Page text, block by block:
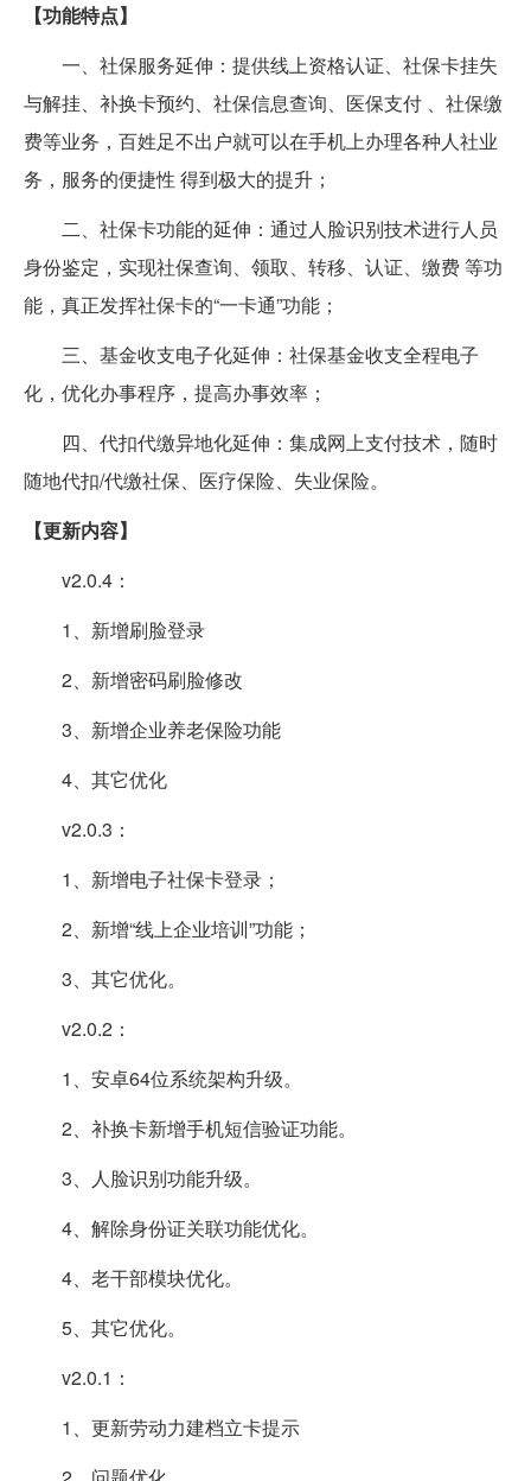
【功能特点】
一、社保服务延伸：提供线上资格认证、社保卡挂失
与解挂、补换卡预约、社保信息查询、医保支付 、社保缴
费等业务，百姓足不出户就可以在手机上办理各种人社业
务，服务的便捷性 得到极大的提升；
二、社保卡功能的延伸：通过人脸识别技术进行人员
身份鉴定，实现社保查询、领取、转移、认证、缴费 等功
能，真正发挥社保卡的“一卡通”功能；
三、基金收支电子化延伸：社保基金收支全程电子
化，优化办事程序，提高办事效率；
四、代扣代缴异地化延伸：集成网上支付技术，随时
随地代扣/代缴社保、医疗保险、失业保险。
【更新内容】
v2.0.4：
1、新增刷脸登录
2、新增密码刷脸修改
3、新增企业养老保险功能
4、其它优化
v2.0.3：
1、新增电子社保卡登录；
2、新增“线上企业培训”功能；
3、其它优化。
v2.0.2：
1、安卓64位系统架构升级。
2、补换卡新增手机短信验证功能。
3、人脸识别功能升级。
4、解除身份证关联功能优化。
4、老干部模块优化。
5、其它优化。
v2.0.1：
1、更新劳动力建档立卡提示